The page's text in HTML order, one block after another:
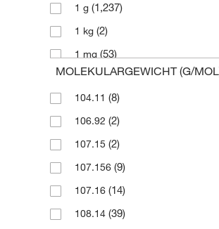
1 g (1,237)
1 kg (2)
1 mg (53)
1 x 1 mL(2)
10 g(146)
10 kg(1)
10 mg (433)
10 x 1 mL(1)
100 g(204)
100 mL(20)
MOLEKULARGEWICHT (G/
104.11 (8)
106.92 (2)
107.15 (2)
107.156 (9)
107.16 (14)
108.14 (39)